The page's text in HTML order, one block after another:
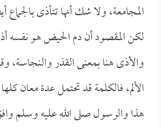
المجامعة، ولا شك أنها تتأذى
لكن المقصود أن دم الحيض هو نفسه
والأذى هنا بمعنى القذر والنجاسة،
الألم، فالكلمة قد تحتمل عدة معان
هذا والرسول صلى الله عليه وسلم